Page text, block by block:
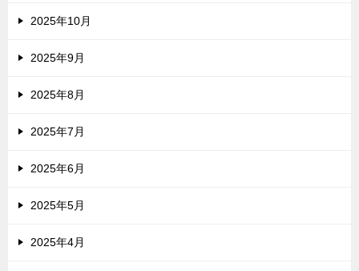
2025年10月
2025年9月
2025年8月
2025年7月
2025年6月
2025年5月
2025年4月